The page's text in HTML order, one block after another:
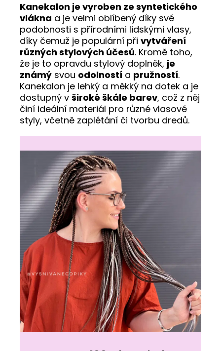
Kanekalon je vyroben ze syntetického
vlákna a je velmi oblíbený díky své
podobnosti s přírodními lidskými vlasy,
díky čemuž je populární při vytváření
různých stylových účesů. Kromě toho,
že je to opravdu stylový doplněk, je
známý svou odolností a pružností.
Kanekalon je lehký a měkký na dotek a je
dostupný v široké škále barev, což z něj
činí ideální materiál pro různé vlasové
styly, včetně zaplétání či tvorbu dredů.